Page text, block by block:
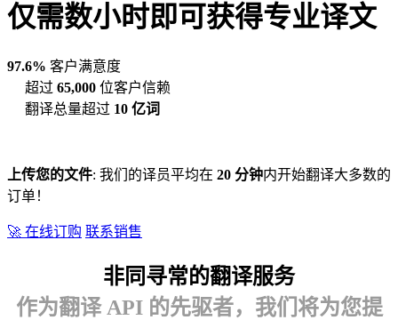
仅需数小时即可获得专业译文
97.6% 客户满意度
超过 65,000 位客户信赖
翻译总量超过 10 亿词
上传您的文件: 我们的译员平均在 20 分钟内开始翻译大多数的
订单！
🚀 在线订购 联系销售
非同寻常的翻译服务
作为翻译 API 的先驱者，我们将为您提